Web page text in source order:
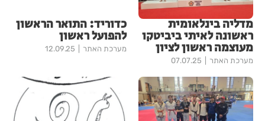
מדליה בינלאומית
ראשונה לאיתי ביביטקו
מעוצמה ראשון לציון
מערכת האתר 07.07.25
כדוריד: התואר הראשון
להפועל ראשון
מערכת האתר 12.09.25